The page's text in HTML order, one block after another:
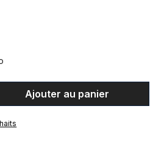
: Entrez la
Ajouter au panier